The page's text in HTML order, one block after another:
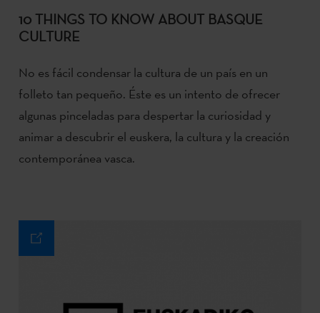
10 THINGS TO KNOW ABOUT BASQUE
CULTURE
No es fácil condensar la cultura de un país en un
folleto tan pequeño. Éste es un intento de ofrecer
algunas pinceladas para despertar la curiosidad y
animar a descubrir el euskera, la cultura y la creación
contemporánea vasca.